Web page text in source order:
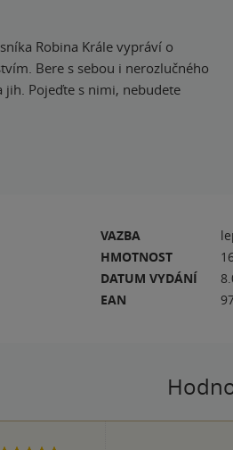
Robina Krále vypráví o
Bere s sebou i nerozlučného
Pojeďte s nimi, nebudete
VAZBA
HMOTNOST
DATUM VYDÁNÍ
EAN